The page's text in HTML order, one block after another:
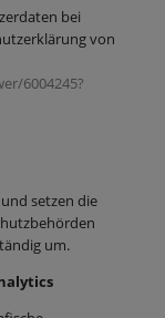
bei
von
6004245?
setzen die
um.